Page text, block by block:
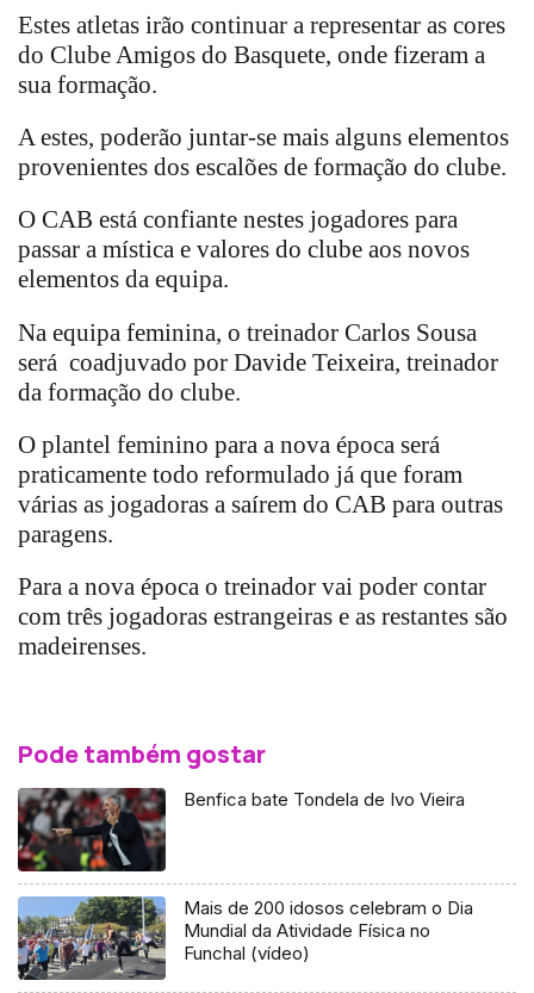
Estes atletas irão continuar a representar as cores
do Clube Amigos do Basquete, onde fizeram a
sua formação.
A estes, poderão juntar-se mais alguns elementos
provenientes dos escalões de formação do clube.
O CAB está confiante nestes jogadores para
passar a mística e valores do clube aos novos
elementos da equipa.
Na equipa feminina, o treinador Carlos Sousa
será coadjuvado por Davide Teixeira, treinador
da formação do clube.
O plantel feminino para a nova época será
praticamente todo reformulado já que foram
várias as jogadoras a saírem do CAB para outras
paragens.
Para a nova época o treinador vai poder contar
com três jogadoras estrangeiras e as restantes são
madeirenses.
Pode também gostar
Benfica bate Tondela de Ivo Vieira
Mais de 200 idosos celebram o Dia
Mundial da Atividade Física no
Funchal (vídeo)